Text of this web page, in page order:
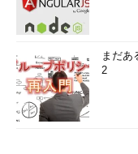
まだあ
2